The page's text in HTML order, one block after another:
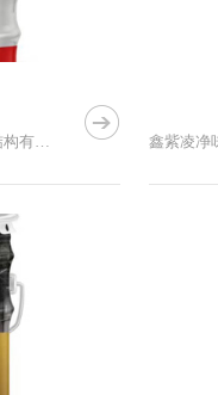
鑫紫凌钢结构漆的涂膜效果比较好，不仅能让钢结构有一定的防腐效...
